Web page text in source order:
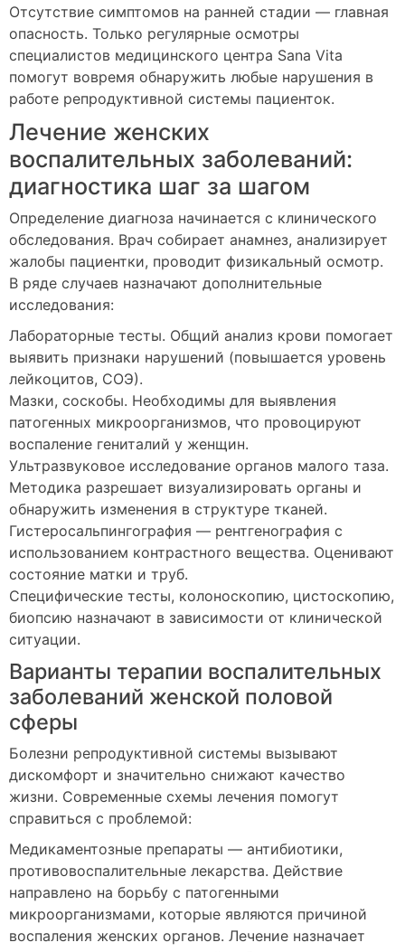
Отсутствие симптомов на ранней стадии — главная
опасность. Только регулярные осмотры
специалистов медицинского центра Sana Vita
помогут вовремя обнаружить любые нарушения в
работе репродуктивной системы пациенток.
Лечение женских
воспалительных заболеваний:
диагностика шаг за шагом
Определение диагноза начинается с клинического
обследования. Врач собирает анамнез, анализирует
жалобы пациентки, проводит физикальный осмотр.
В ряде случаев назначают дополнительные
исследования:
Лабораторные тесты. Общий анализ крови помогает
выявить признаки нарушений (повышается уровень
лейкоцитов, СОЭ).
Мазки, соскобы. Необходимы для выявления
патогенных микроорганизмов, что провоцируют
воспаление гениталий у женщин.
Ультразвуковое исследование органов малого таза.
Методика разрешает визуализировать органы и
обнаружить изменения в структуре тканей.
Гистеросальпингография — рентгенография с
использованием контрастного вещества. Оценивают
состояние матки и труб.
Специфические тесты, колоноскопию, цистоскопию,
биопсию назначают в зависимости от клинической
ситуации.
Варианты терапии воспалительных
заболеваний женской половой
сферы
Болезни репродуктивной системы вызывают
дискомфорт и значительно снижают качество
жизни. Современные схемы лечения помогут
справиться с проблемой:
Медикаментозные препараты — антибиотики,
противовоспалительные лекарства. Действие
направлено на борьбу с патогенными
микроорганизмами, которые являются причиной
воспаления женских органов. Лечение назначает